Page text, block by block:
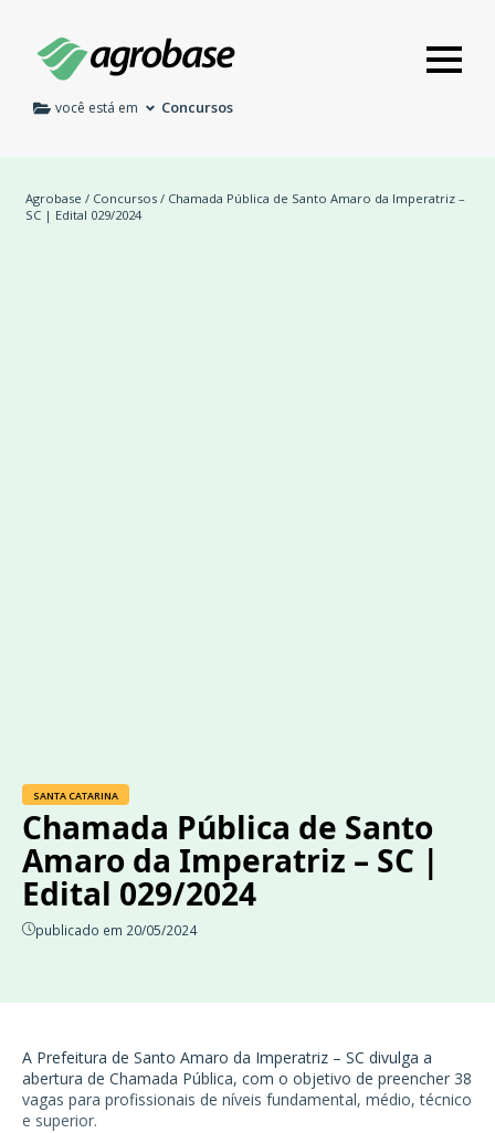
você está em Concursos
Agrobase / Concursos / Chamada Pública de Santo Amaro da Imperatriz –
SC | Edital 029/2024
SANTA CATARINA
Chamada Pública de Santo
Amaro da Imperatriz – SC |
Edital 029/2024
publicado em 20/05/2024
A Prefeitura de Santo Amaro da Imperatriz – SC divulga a
abertura de Chamada Pública, com o objetivo de preencher 38
vagas para profissionais de níveis fundamental, médio, técnico
e superior.